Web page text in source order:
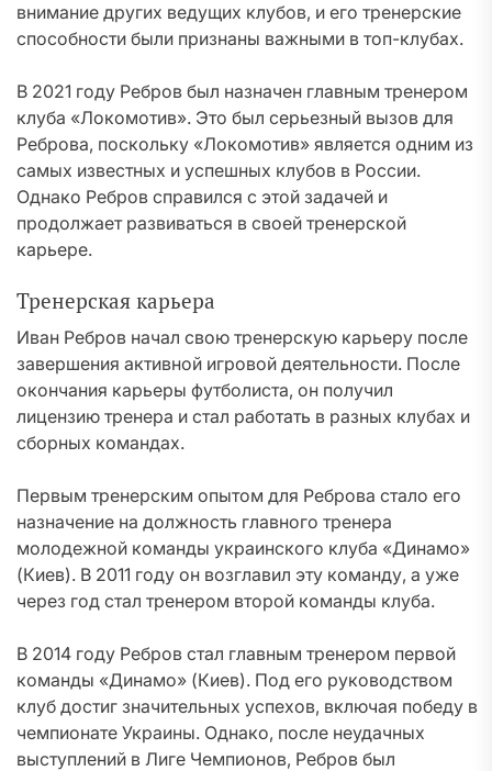
внимание других ведущих клубов, и его тренерские
способности были признаны важными в топ-клубах.
В 2021 году Ребров был назначен главным тренером
клуба «Локомотив». Это был серьезный вызов для
Реброва, поскольку «Локомотив» является одним из
самых известных и успешных клубов в России.
Однако Ребров справился с этой задачей и
продолжает развиваться в своей тренерской
карьере.
Тренерская карьера
Иван Ребров начал свою тренерскую карьеру после
завершения активной игровой деятельности. После
окончания карьеры футболиста, он получил
лицензию тренера и стал работать в разных клубах и
сборных командах.
Первым тренерским опытом для Реброва стало его
назначение на должность главного тренера
молодежной команды украинского клуба «Динамо»
(Киев). В 2011 году он возглавил эту команду, а уже
через год стал тренером второй команды клуба.
В 2014 году Ребров стал главным тренером первой
команды «Динамо» (Киев). Под его руководством
клуб достиг значительных успехов, включая победу в
чемпионате Украины. Однако, после неудачных
выступлений в Лиге Чемпионов, Ребров был